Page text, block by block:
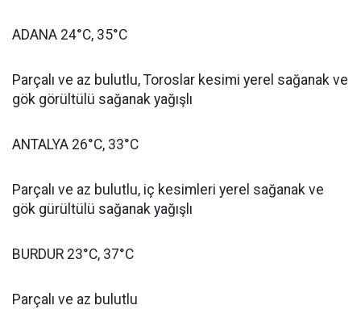
ADANA 24°C, 35°C
Parçalı ve az bulutlu, Toroslar kesimi yerel sağanak ve
gök görültülü sağanak yağışlı
ANTALYA 26°C, 33°C
Parçalı ve az bulutlu, iç kesimleri yerel sağanak ve
gök gürültülü sağanak yağışlı
BURDUR 23°C, 37°C
Parçalı ve az bulutlu